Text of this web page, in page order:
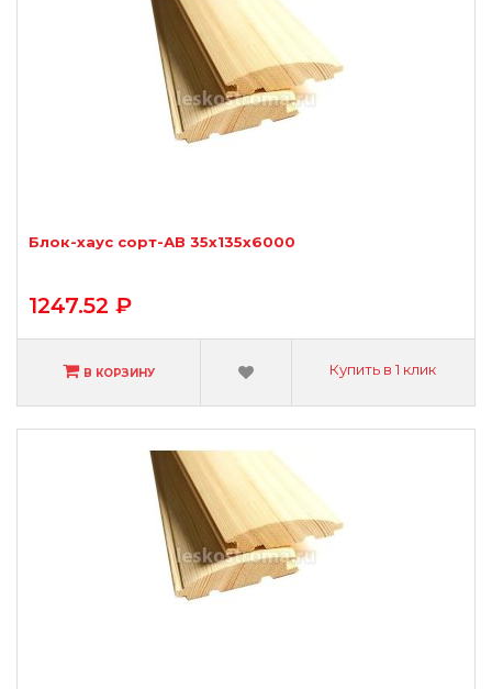
Блок-хаус сорт-АВ 35х135х6000
1247.52 ₽
В КОРЗИНУ Купить в 1 клик